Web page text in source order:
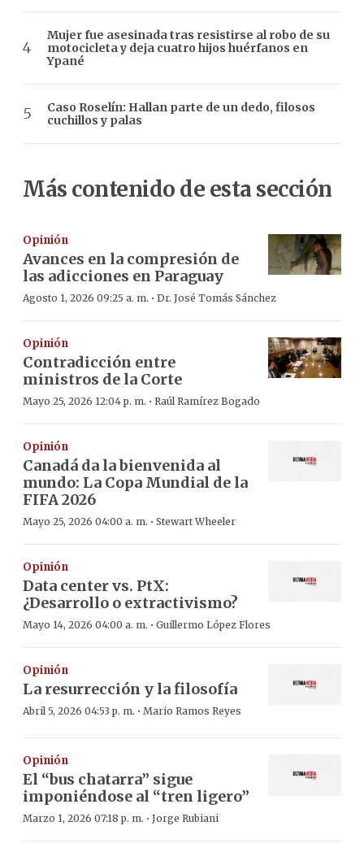
Mujer fue asesinada tras resistirse al robo de su
motocicleta y deja cuatro hijos huérfanos en
Ypané
Caso Roselín: Hallan parte de un dedo, filosos
cuchillos y palas
Más contenido de esta sección
Opinión
Avances en la compresión de
las adicciones en Paraguay
Agosto 1, 2026 09:25 a. m. · Dr. José Tomás Sánchez
Opinión
Contradicción entre
ministros de la Corte
Mayo 25, 2026 12:04 p. m. · Raúl Ramírez Bogado
Opinión
Canadá da la bienvenida al
mundo: La Copa Mundial de la
FIFA 2026
Mayo 25, 2026 04:00 a. m. · Stewart Wheeler
Opinión
Data center vs. PtX:
¿Desarrollo o extractivismo?
Mayo 14, 2026 04:00 a. m. · Guillermo López Flores
Opinión
La resurrección y la filosofía
Abril 5, 2026 04:53 p. m. · Mario Ramos Reyes
Opinión
El “bus chatarra” sigue
imponiéndose al “tren ligero”
Marzo 1, 2026 07:18 p. m. · Jorge Rubiani